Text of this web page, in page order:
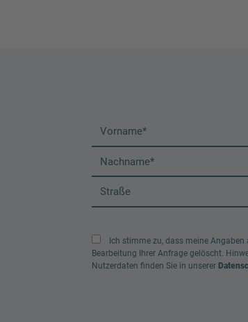
Ich stimme zu, dass meine
Bearbeitung Ihrer Anfrage gelöscht.
Nutzerdaten finden Sie in unserer